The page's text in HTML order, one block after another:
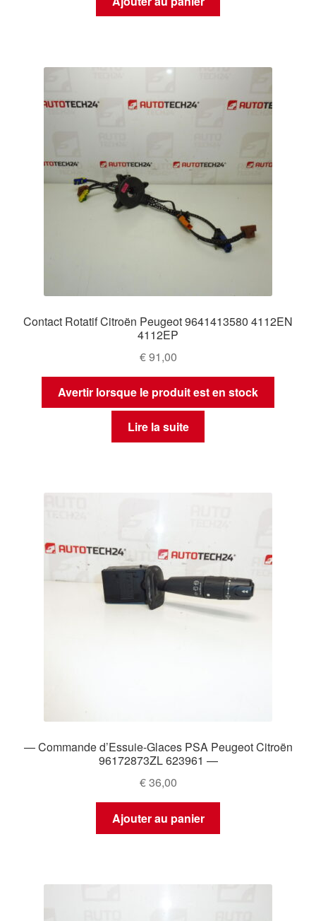
Contact Rotatif Citroën Peugeot 9641413580 4112EN
4112EP
€91,00
Avertir lorsque le produit est en stock
Lire la suite
— Commande d’Essuie-Glaces PSA Peugeot Citroën
96172873ZL 623961 —
€36,00
Ajouter au panier